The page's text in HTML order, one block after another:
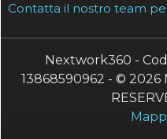
Contatta il nostro team
Nextwork360 -
13868590962 - © 2026